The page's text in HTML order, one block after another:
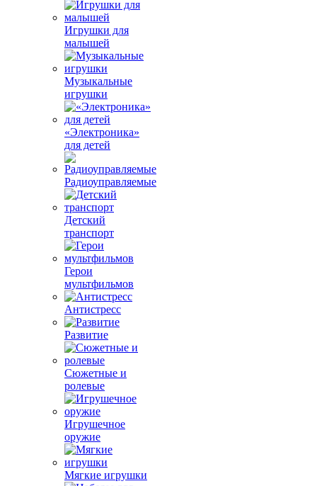
Игрушки для
малышей
Музыкальные
игрушки
«Электроника»
для детей
Радиоуправляемые
Детский
транспорт
Герои
мультфильмов
Антистресс
Развитие
Сюжетные и
ролевые
Игрушечное
оружие
Мягкие игрушки